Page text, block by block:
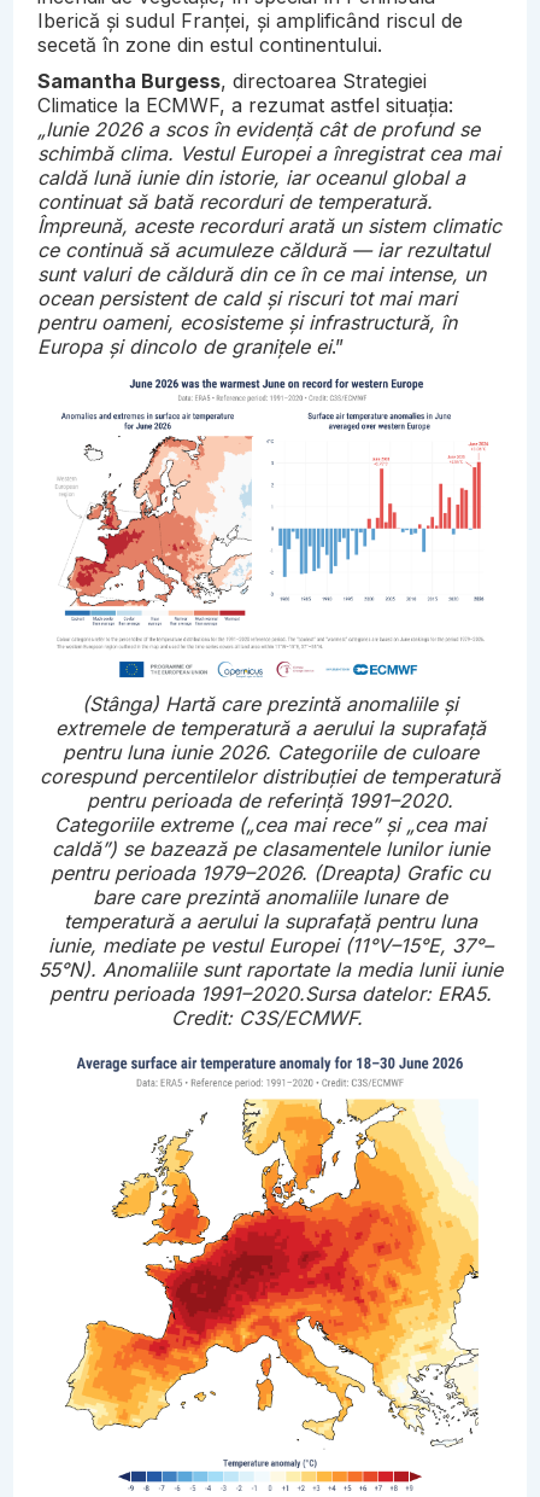
Iberică și sudul Franței, și amplificând riscul de
secetă în zone din estul continentului.
Samantha Burgess, directoarea Strategiei
Climatice la ECMWF, a rezumat astfel situația:
„Iunie 2026 a scos în evidență cât de profund se
schimbă clima. Vestul Europei a înregistrat cea mai
caldă lună iunie din istorie, iar oceanul global a
continuat să bată recorduri de temperatură.
Împreună, aceste recorduri arată un sistem climatic
ce continuă să acumuleze căldură — iar rezultatul
sunt valuri de căldură din ce în ce mai intense, un
ocean persistent de cald și riscuri tot mai mari
pentru oameni, ecosisteme și infrastructură, în
Europa și dincolo de granițele ei.”
(Stânga) Hartă care prezintă anomaliile și
extremele de temperatură a aerului la suprafață
pentru luna iunie 2026. Categoriile de culoare
corespund percentilelor distribuției de temperatură
pentru perioada de referință 1991–2020.
Categoriile extreme („cea mai rece” și „cea mai
caldă”) se bazează pe clasamentele lunilor iunie
pentru perioada 1979–2026. (Dreapta) Grafic cu
bare care prezintă anomaliile lunare de
temperatură a aerului la suprafață pentru luna
iunie, mediate pe vestul Europei (11°V–15°E, 37°–
55°N). Anomaliile sunt raportate la media lunii iunie
pentru perioada 1991–2020.Sursa datelor: ERA5.
Credit: C3S/ECMWF.